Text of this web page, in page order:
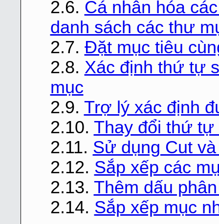
2.6. Cá nhân hóa
danh sách các thư
2.7. Đặt mục tiêu
2.8. Xác định thứ tự
mục
2.9. Trợ lý xác định
2.10. Thay đổi thứ tự
2.11. Sử dụng Cut
2.12. Sắp xếp các
2.13. Thêm dấu
2.14. Sắp xếp mục